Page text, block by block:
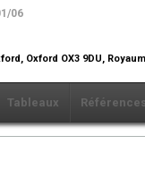
06
Oxford OX3 9DU,
Tableaux Références